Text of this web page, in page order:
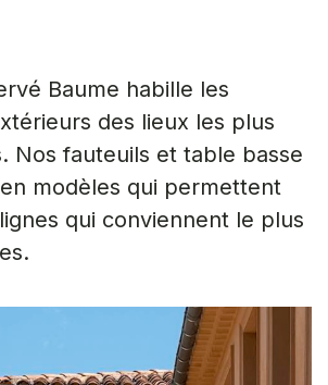
Baume habille les
des lieux les plus
Nos fauteuils et table basse
modèles qui permettent
qui conviennent le plus